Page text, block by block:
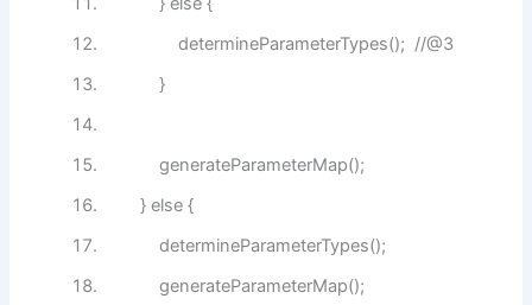
determineParameterTypes(); //@3
}
generateParameterMap();
}else {
determineParameterTypes();
generateParameterMap();